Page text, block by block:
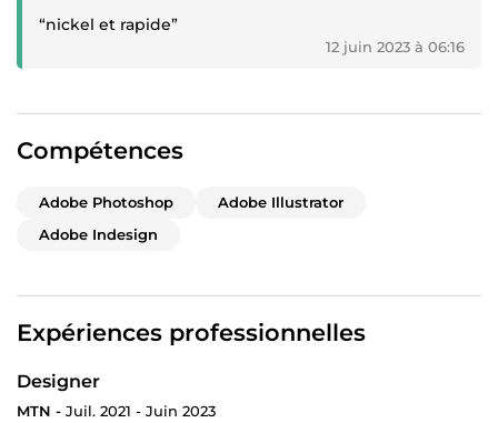
“nickel et rapide”
12 juin 2023 à 06:16
Compétences
Adobe Photoshop
Adobe Illustrator
Adobe Indesign
Expériences professionnelles
Designer
MTN - Juil. 2021 - Juin 2023